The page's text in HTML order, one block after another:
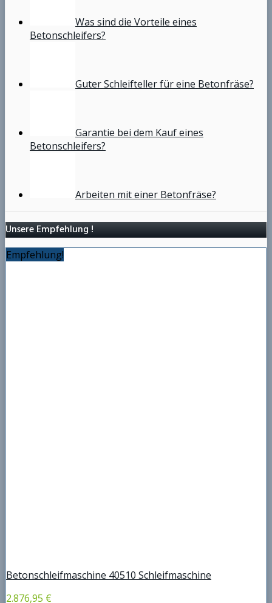
Was sind die Vorteile eines
Betonschleifers?
Guter Schleifteller für eine Betonfräse?
Garantie bei dem Kauf eines
Betonschleifers?
Arbeiten mit einer Betonfräse?
Unsere Empfehlung !
Empfehlung!
Betonschleifmaschine 40510 Schleifmaschine
2.876,95 €